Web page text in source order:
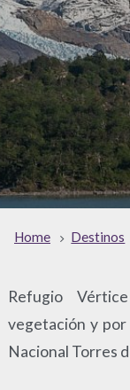
Home Destinos
Refugio
vegetación y
Nacional Torres